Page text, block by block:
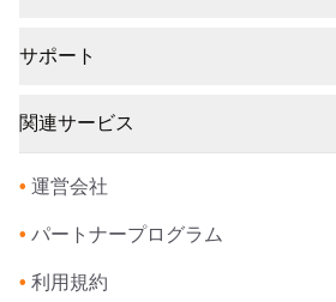
サポート
関連サービス
• 運営会社
• パートナープログラム
• 利用規約